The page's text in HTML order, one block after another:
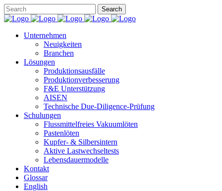
Unternehmen
Neuigkeiten
Branchen
Lösungen
Produktionsausfälle
Produktionverbesserung
F&E Unterstützung
AISEN
Technische Due-Diligence-Prüfung
Schulungen
Flussmittelfreies Vakuumlöten
Pastenlöten
Kupfer- & Silbersintern
Aktive Lastwechseltests
Lebensdauermodelle
Kontakt
Glossar
English